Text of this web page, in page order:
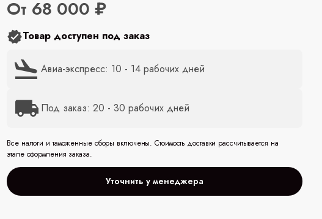
От 68 000 ₽
Товар доступен под заказ
Авиа-экспресс: 10 - 14 рабочих дней
Под заказ: 20 - 30 рабочих дней
Все налоги и таможенные сборы включены. Стоимость доставки рассчитывается на
этапе оформления заказа.
Уточнить у менеджера